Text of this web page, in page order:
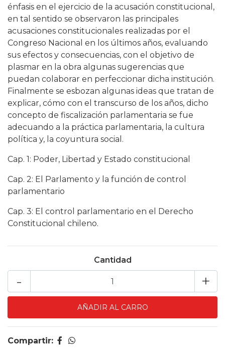
énfasis en el ejercicio de la acusación constitucional,
en tal sentido se observaron las principales
acusaciones constitucionales realizadas por el
Congreso Nacional en los últimos años, evaluando
sus efectos y consecuencias, con el objetivo de
plasmar en la obra algunas sugerencias que
puedan colaborar en perfeccionar dicha institución.
Finalmente se esbozan algunas ideas que tratan de
explicar, cómo con el transcurso de los años, dicho
concepto de fiscalización parlamentaria se fue
adecuando a la práctica parlamentaria, la cultura
política y, la coyuntura social.
Cap. 1: Poder, Libertad y Estado constitucional
Cap. 2: El Parlamento y la función de control
parlamentario
Cap. 3: El control parlamentario en el Derecho
Constitucional chileno.
Cantidad
+
-
Compartir: